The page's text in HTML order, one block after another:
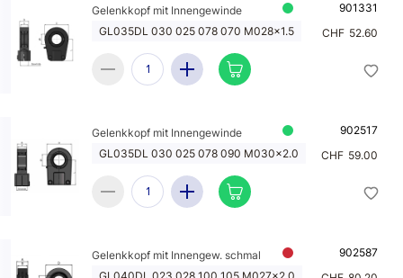
Gelenkkopf mit Innengewinde
901331
GL035DL 030 025 078 070 M028x1.5
CHF 52.60
Gelenkkopf mit Innengewinde
902517
GL035DL 030 025 078 090 M030x2.0
CHF 59.00
Gelenkkopf mit Innengew. schmal
902587